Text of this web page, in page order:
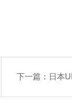
下一篇： 日本